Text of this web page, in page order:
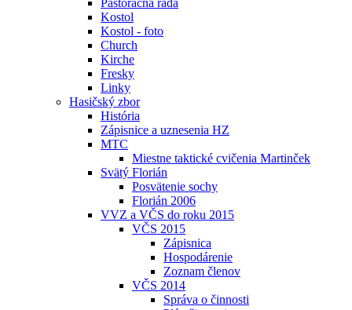
Pastoračná rada
Kostol
Kostol - foto
Church
Kirche
Fresky
Linky
Hasičský zbor
História
Zápisnice a uznesenia HZ
MTC
Miestne taktické cvičenia Martinček
Svätý Florián
Posvätenie sochy
Florián 2006
VVZ a VČS do roku 2015
VČS 2015
Zápisnica
Hospodárenie
Zoznam členov
VČS 2014
Správa o činnosti